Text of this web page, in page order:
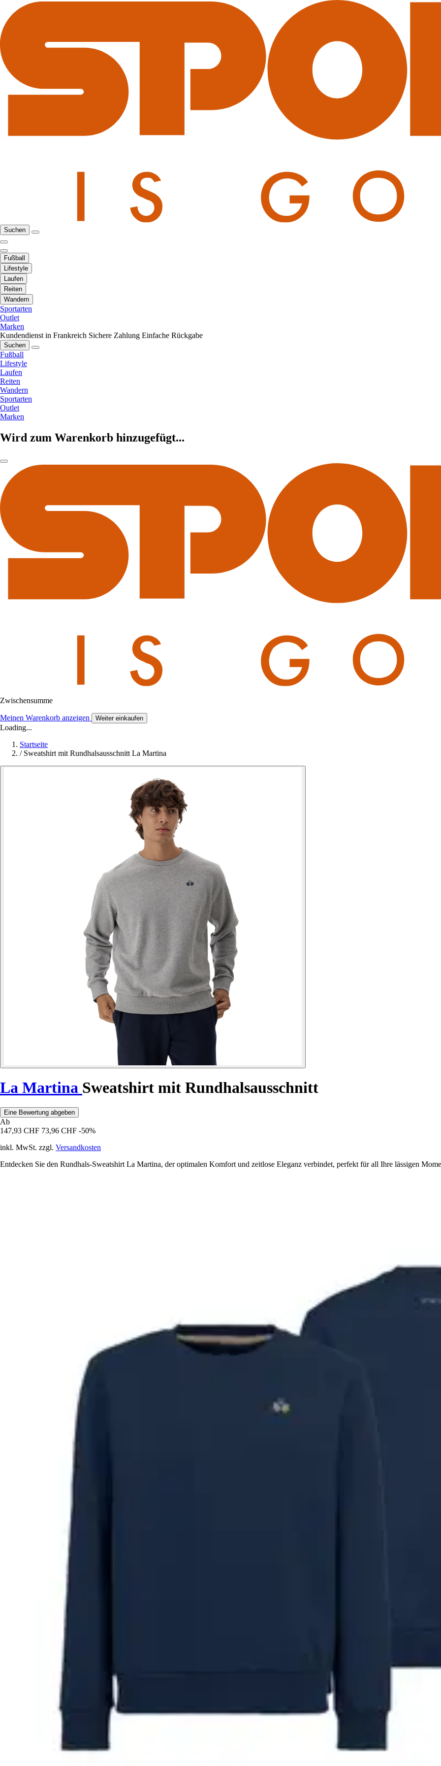
Suchen
Fußball
Lifestyle
Laufen
Reiten
Wandern
Sportarten
Outlet
Marken
Kundendienst in Frankreich Sichere Zahlung Einfache Rückgabe
Suchen
Fußball
Lifestyle
Laufen
Reiten
Wandern
Sportarten
Outlet
Marken
Wird zum Warenkorb hinzugefügt...
Zwischensumme
Meinen Warenkorb anzeigen Weiter einkaufen
Loading...
Startseite
/ Sweatshirt mit Rundhalsausschnitt La Martina
La Martina Sweatshirt mit Rundhalsausschnitt
Eine Bewertung abgeben
Ab
147,93 CHF 73,96 CHF -50%
inkl. MwSt. zzgl. Versandkosten
Entdecken Sie den Rundhals-Sweatshirt La Martina, der optimalen Komfort und zeitlose Eleganz verbindet, perfekt für all Ihre lässigen